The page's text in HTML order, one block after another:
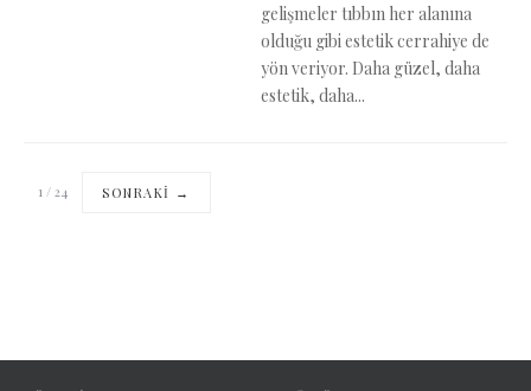
gelişmeler tıbbın her alanına
olduğu gibi estetik cerrahiye de
yön veriyor. Daha güzel, daha
estetik, daha...
1 / 24 SONRAKI →